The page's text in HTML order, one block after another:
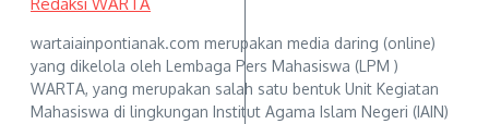
wartaiainpontianak.com merupakan media daring (online)
yang dikelola oleh Lembaga Pers Mahasiswa (LPM )
WARTA, yang merupakan salah satu bentuk Unit Kegiatan
Mahasiswa di lingkungan Institut Agama Islam Negeri (IAIN)